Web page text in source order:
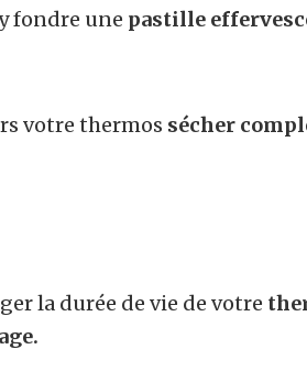
fondre une pastille
votre thermos sécher
la durée de vie de votre